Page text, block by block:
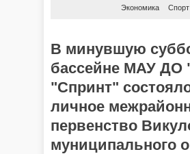
Экономика
Спорт
В минувшую
бассейне МАУ
"Спринт"
личное
первенство
муниципального